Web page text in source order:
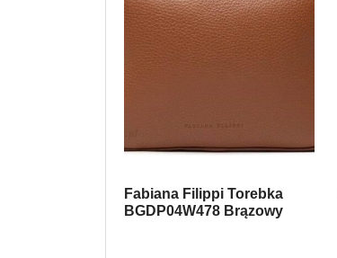
Fabiana Filippi Torebka
BGDP04W478 Brązowy